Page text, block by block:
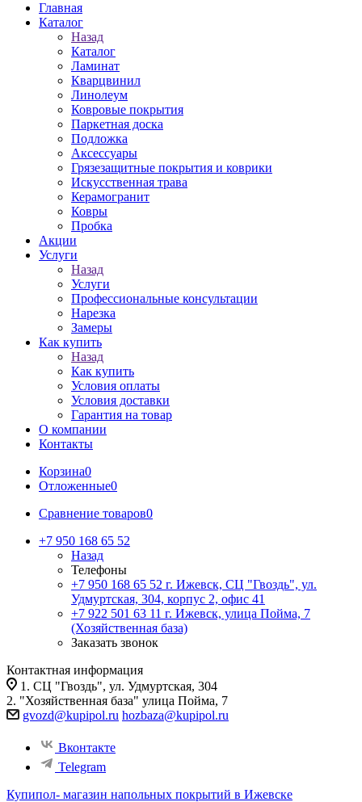
Главная
Каталог
Назад
Каталог
Ламинат
Кварцвинил
Линолеум
Ковровые покрытия
Паркетная доска
Подложка
Аксессуары
Грязезащитные покрытия и коврики
Искусственная трава
Керамогранит
Ковры
Пробка
Акции
Услуги
Назад
Услуги
Профессиональные консультации
Нарезка
Замеры
Как купить
Назад
Как купить
Условия оплаты
Условия доставки
Гарантия на товар
О компании
Контакты
Корзина0
Отложенные0
Сравнение товаров0
+7 950 168 65 52
Назад
Телефоны
+7 950 168 65 52 г. Ижевск, СЦ "Гвоздь", ул.
Удмуртская, 304, корпус 2, офис 41
+7 922 501 63 11 г. Ижевск, улица Пойма, 7
(Хозяйственная база)
Заказать звонок
Контактная информация
1. СЦ "Гвоздь", ул. Удмуртская, 304
2. "Хозяйственная база" улица Пойма, 7
gvozd@kupipol.ru hozbaza@kupipol.ru
Вконтакте
Telegram
Купипол- магазин напольных покрытий в Ижевске